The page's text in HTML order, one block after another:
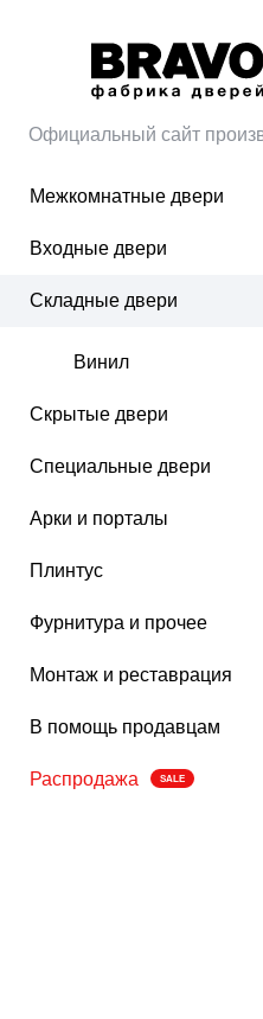
Официальный сайт
Межкомнатные двери
Входные двери
Складные двери
Винил
Скрытые двери
Специальные двери
Арки и порталы
Плинтус
Фурнитура и прочее
Монтаж и реставрация
В помощь продавцам
Распродажа SALE